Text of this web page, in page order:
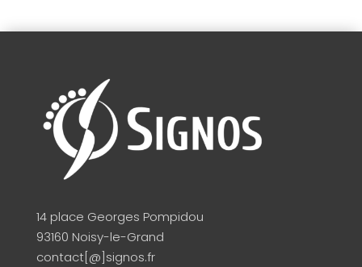
14 place Georges Pompidou
93160 Noisy-le-Grand
contact[@]signos.fr